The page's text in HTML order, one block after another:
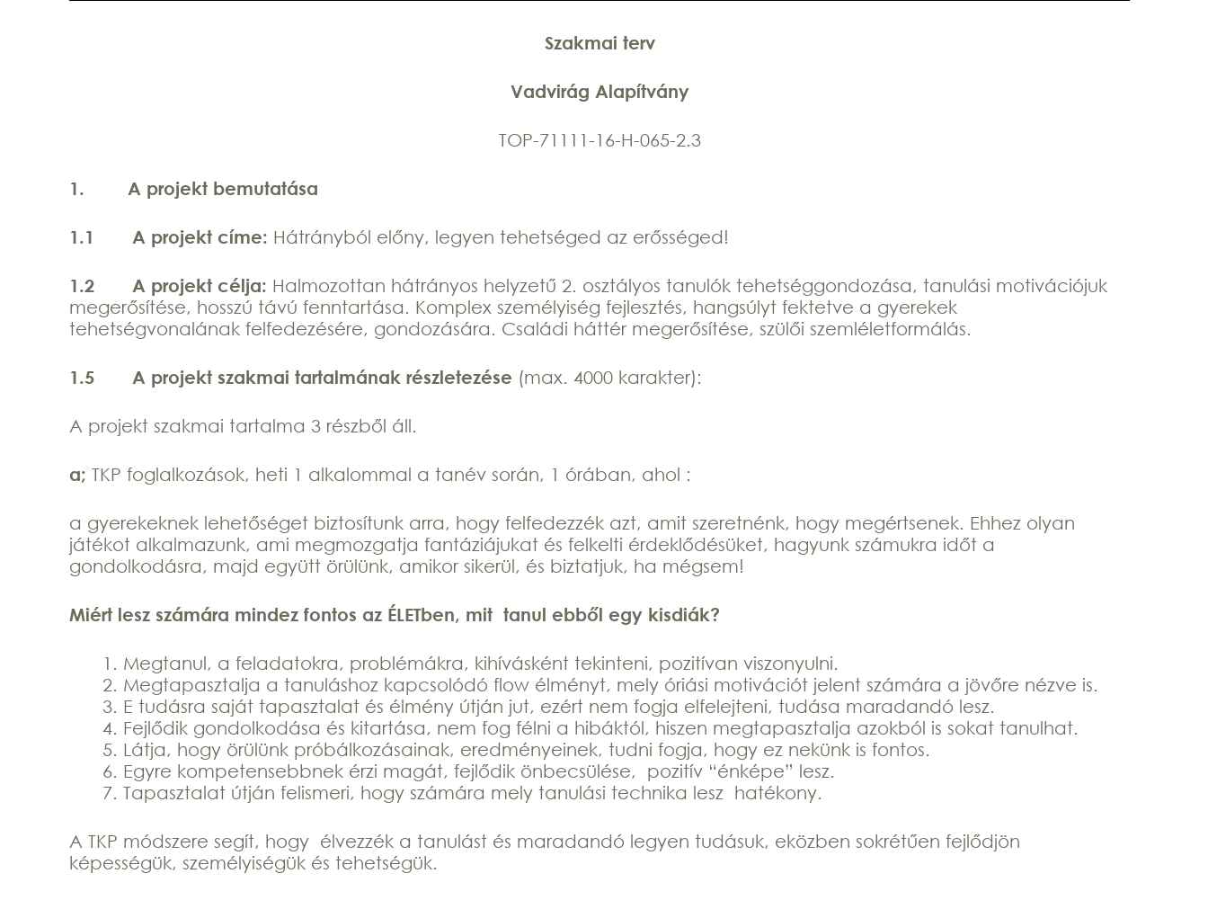
Szakmai terv
Vadvirág Alapítvány
TOP-71111-16-H-065-2.3
1. A projekt bemutatása
1.1 A projekt címe: Hátrányból előny, legyen tehetséged az erősséged!
1.2 A projekt célja: Halmozottan hátrányos helyzetű 2. osztályos tanulók tehetséggondozása, tanulási motivációjuk
megerősítése, hosszú távú fenntartása. Komplex személyiség fejlesztés, hangsúlyt fektetve a gyerekek
tehetségvonalának felfedezésére, gondozására. Családi háttér megerősítése, szülői szemléletformálás.
1.5 A projekt szakmai tartalmának részletezése (max. 4000 karakter):
A projekt szakmai tartalma 3 részből áll.
a; TKP foglalkozások, heti 1 alkalommal a tanév során, 1 órában, ahol :
a gyerekeknek lehetőséget biztosítunk arra, hogy felfedezzék azt, amit szeretnénk, hogy megértsenek. Ehhez olyan
játékot alkalmazunk, ami megmozgatja fantáziájukat és felkelti érdeklődésüket, hagyunk számukra időt a
gondolkodásra, majd együtt örülünk, amikor sikerül, és biztatjuk, ha mégsem!
Miért lesz számára mindez fontos az ÉLETben, mit tanul ebből egy kisdiák?
Megtanul, a feladatokra, problémákra, kihívásként tekinteni, pozitívan viszonyulni.
Megtapasztalja a tanuláshoz kapcsolódó flow élményt, mely óriási motivációt jelent számára a jövőre nézve is.
E tudásra saját tapasztalat és élmény útján jut, ezért nem fogja elfelejteni, tudása maradandó lesz.
Fejlődik gondolkodása és kitartása, nem fog félni a hibáktól, hiszen megtapasztalja azokból is sokat tanulhat.
Látja, hogy örülünk próbálkozásainak, eredményeinek, tudni fogja, hogy ez nekünk is fontos.
Egyre kompetensebbnek érzi magát, fejlődik önbecsülése, pozitív “énképe” lesz.
Tapasztalat útján felismeri, hogy számára mely tanulási technika lesz hatékony.
A TKP módszere segít, hogy élvezzék a tanulást és maradandó legyen tudásuk, eközben sokrétűen fejlődjön
képességük, személyiségük és tehetségük.